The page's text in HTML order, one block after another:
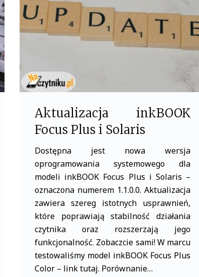
Aktualizacja inkBOOK
Focus Plus i Solaris
Dostępna jest nowa wersja
oprogramowania systemowego dla
modeli inkBOOK Focus Plus i Solaris –
oznaczona numerem 1.1.0.0. Aktualizacja
zawiera szereg istotnych usprawnień,
które poprawiają stabilność działania
czytnika oraz rozszerzają jego
funkcjonalność. Zobaczcie sami! W marcu
testowaliśmy model inkBOOK Focus Plus
Color – link tutaj. Porównanie…